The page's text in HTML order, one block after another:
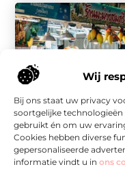
Wij
Bij ons staat uw privacy
soortgelijke
gebruikt én om uw
Cookies hebben diverse
gepersonaliseerde
informatie vindt u in ons
Winkelen
Ontdek de
Lokale Shoppers,